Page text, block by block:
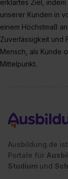
zeigen“.
Impressum
erklärtes Ziel,
unserer Kunden in
einem Höchstmaß
Zuverlässigkeit und
Mensch, als Kunde
Mittelpunkt.
Ausbildung.de
Portale für
Studium und